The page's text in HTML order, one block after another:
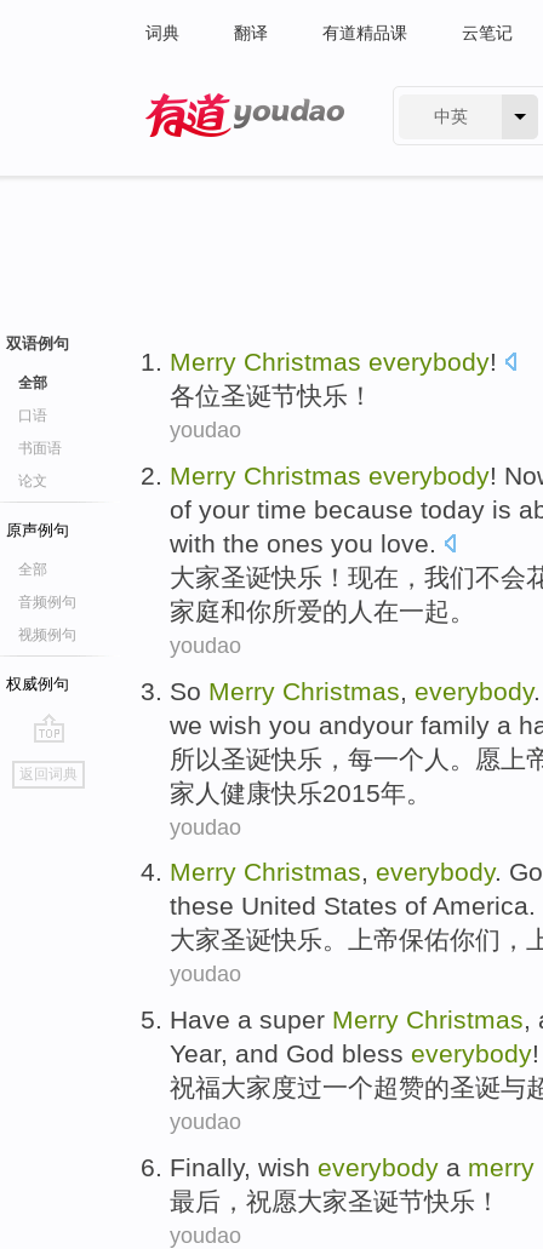
词典 翻译 有道精品课 云笔记
中英
双语例句
全部
口语
书面语
论文
原声例句
全部
音频例句
视频例句
权威例句
go
top
返回词典
Merry Christmas everybody!
各位圣诞节快乐！
youdao
Merry Christmas everybody!
of your time because today is
with the ones you love.
大家圣诞快乐！ 现在 ， 我们不会
家庭和你所爱的 人 在一起。
youdao
So Merry Christmas everybody
we wish you andyour family a
所以圣诞快乐， 每一个 人。 愿 上
家人 健康快乐2015年。
youdao
Merry Christmas, everybody.
these United States of America.
大家圣诞快乐。 上帝保佑你们 ，
youdao
Have a super Merry Christmas,
Year, and God bless everybody!
祝福大家度过一个超赞的圣诞与
youdao
Finally, wish everybody a merry
最后 ， 祝愿大家圣诞节快乐！
youdao